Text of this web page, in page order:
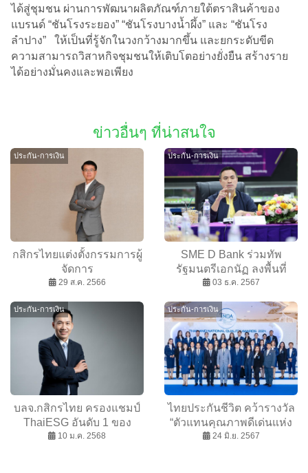
ได้สู่ชุมชน ผ่านการพัฒนาผลิตภัณฑ์ภายใต้ตราสินค้าของ
แบรนด์ “ชันโรงระยอง” “ชันโรงบางน้ำผึ้ง” และ “ชันโรง
ลำปาง” ให้เป็นที่รู้จักในวงกว้างมากขึ้น และยกระดับขีด
ความสามารถวิสาหกิจชุมชนให้เติบโตอย่างยั่งยืน สร้างราย
ได้อย่างมั่นคงและพอเพียง
ข่าวอื่นๆ ที่น่าสนใจ
ประกัน-การเงิน
กสิกรไทยแต่งตั้งกรรมการผู้
จัดการ
29 ส.ค. 2566
ประกัน-การเงิน
SME D Bank ร่วมทัพ
รัฐมนตรีเอกนัฏ ลงพื้นที่
ครม.สัญจรแดนล้านนา เดิน
เศรษฐกิจยุคใหม่”
03 ธ.ค. 2567
ประกัน-การเงิน
บลจ.กสิกรไทย ครองแชมป์
ThaiESG อันดับ 1 ของ
อุตสาหกรรม K-ESGSI-
10 ม.ค. 2568
ประกัน-การเงิน
ไทยประกันชีวิต คว้ารางวัล
“ตัวแทนคุณภาพดีเด่นแห่ง
ชาติ” ประจำปี 2567
24 มิ.ย. 2567